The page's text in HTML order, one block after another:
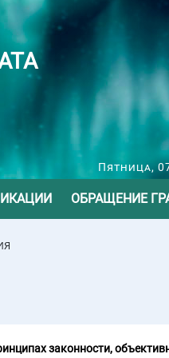
Пятница,
ОБРАЩЕНИЕ
законности,